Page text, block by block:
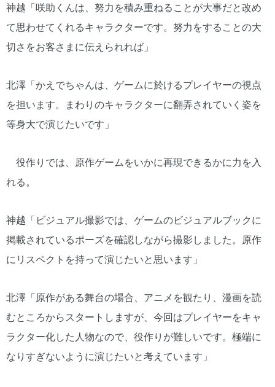
神越「咲助くんは、努力を積み重ねることが大事だと改め
て思わせてくれるキャラクターです。努力をすることの大
切さをお客さまに伝えられれば」
北澤「かえでちゃんは、ゲームに於けるプレイヤーの視点
を担います。まわりのキャラクターに翻弄されていく姿を
等身大で演じたいです」
役作りでは、原作ゲームをいかに再現できるかに力を入
れる。
神越「ビジュアル撮影では、ゲームのビジュアルブックに
掲載されているポーズを確認しながら撮影しました。原作
にリスペクトを持って演じたいと思います」
北澤「原作がある舞台の場合、アニメを観たり、漫画を読
むところからスタートしますが、今回はプレイヤーをキャ
ラクター化した人物なので、役作りが難しいです。極端に
なりすぎないように演じたいと考えています」